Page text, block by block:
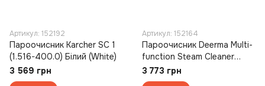
Артикул: 152192
Пароочисник Karcher SC 1
(1.516-400.0) Білий (White)
3 569 грн
Артикул: 152164
Пароочисник Deerma Multi-
function Steam Cleaner
1600W White (DEM-ZQ610)
Білий (White)
3 773 грн